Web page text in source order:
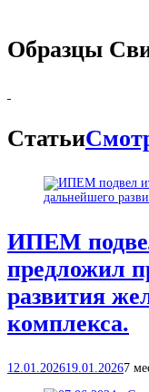
Образцы
Статьи
ИПЕМ
предложил
развития
комплекса.
12.01.202619.01.20267